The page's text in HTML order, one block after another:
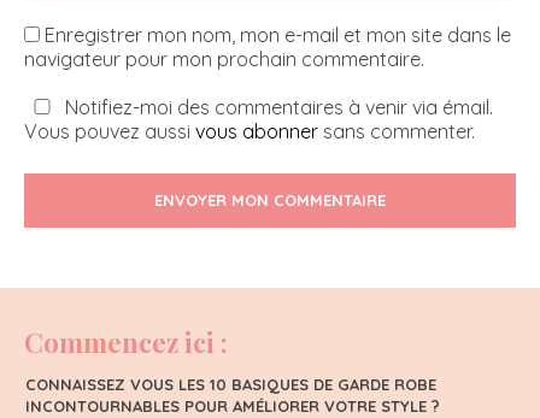
Enregistrer mon nom, mon e-mail et mon site dans le
navigateur pour mon prochain commentaire.
Notifiez-moi des commentaires à venir via émail.
Vous pouvez aussi vous abonner sans commenter.
ENVOYER MON COMMENTAIRE
Commencez ici :
CONNAISSEZ VOUS LES 10 BASIQUES DE GARDE ROBE
INCONTOURNABLES POUR AMÉLIORER VOTRE STYLE ?